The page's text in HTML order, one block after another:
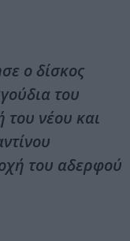
ο δίσκος
του
νέου και
του αδερφού